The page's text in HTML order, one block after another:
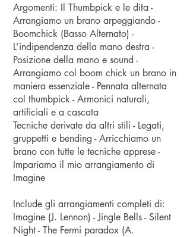
Argomenti: Il Thumbpick e le dita -
Arrangiamo un brano arpeggiando -
Boomchick (Basso Alternato) -
L’indipendenza della mano destra -
Posizione della mano e sound -
Arrangiamo col boom chick un brano in
maniera essenziale - Pennata alternata
col thumbpick - Armonici naturali,
artificiali e a cascata
Tecniche derivate da altri stili - Legati,
gruppetti e bending - Arricchiamo un
brano con tutte le tecniche apprese -
Impariamo il mio arrangiamento di
Imagine
Include gli arrangiamenti completi di:
Imagine (J. Lennon) - Jingle Bells - Silent
Night - The Fermi paradox (A.